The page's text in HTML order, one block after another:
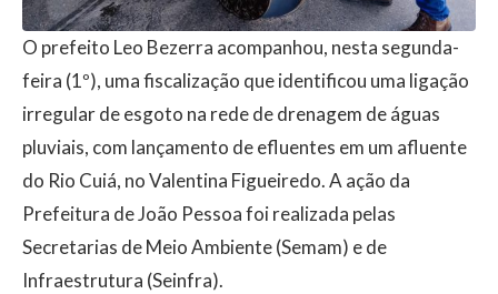
O prefeito Leo Bezerra acompanhou, nesta segunda-
feira (1º), uma fiscalização que identificou uma ligação
irregular de esgoto na rede de drenagem de águas
pluviais, com lançamento de efluentes em um afluente
do Rio Cuiá, no Valentina Figueiredo. A ação da
Prefeitura de João Pessoa foi realizada pelas
Secretarias de Meio Ambiente (Semam) e de
Infraestrutura (Seinfra).